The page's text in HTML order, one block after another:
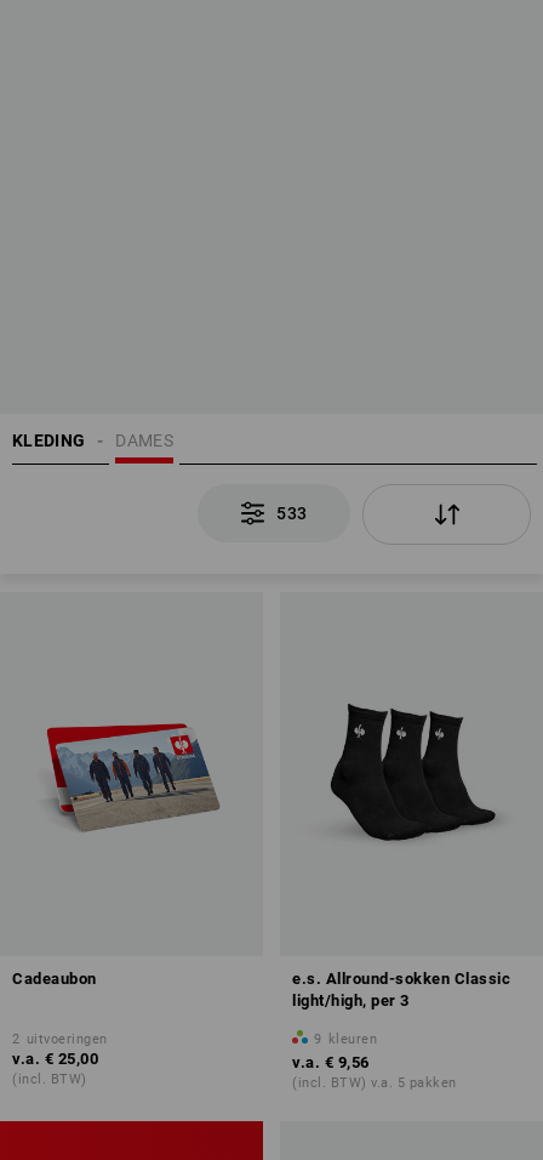
KLEDING DAMES
533
Cadeaubon
2 uitvoeringen
v.a. € 25,00
(incl. BTW)
e.s. Allround-sokken Classic
light/high, per 3
9 kleuren
v.a. € 9,56
(incl. BTW) v.a. 5 pakken